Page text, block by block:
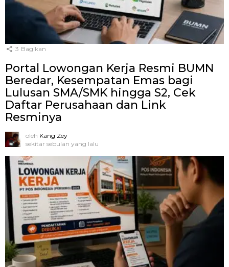
3 Bagikan
Portal Lowongan Kerja Resmi BUMN
Beredar, Kesempatan Emas bagi
Lulusan SMA/SMK hingga S2, Cek
Daftar Perusahaan dan Link
Resminya
oleh Kang Zey
sekitar sebulan yang lalu